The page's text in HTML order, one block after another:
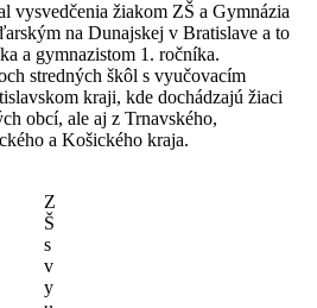
vysvedčenia žiakom ZŠ a Gymnázia
na Dunajskej v Bratislave a to
a gymnazistom 1. ročníka.
stredných škôl s vyučovacím
kraji, kde dochádzajú žiaci
obcí, ale aj z Trnavského,
a Košického kraja.
Z
Š
s
v
y